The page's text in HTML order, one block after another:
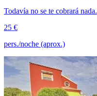
Todavía no se te cobrará nada.
25 €
pers./noche (aprox.)